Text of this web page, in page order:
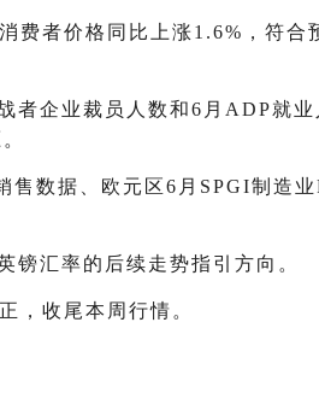
费者价格同比上涨1.6%，符合
者企业裁员人数和6月ADP就业
数据、欧元区6月SPGI制造
汇率的后续走势指引方向。
，收尾本周行情。